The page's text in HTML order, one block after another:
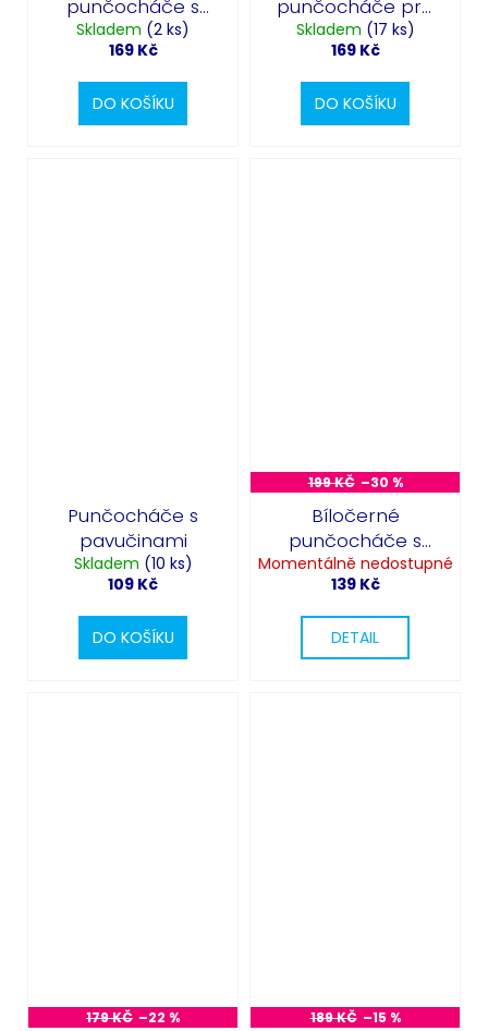
punčocháče s
pavouky
Skladem (2 ks)
169 Kč
DO KOŠÍKU
punčocháče pro
plnoštíhlé
Skladem (17 ks)
169 Kč
DO KOŠÍKU
Punčocháče s
pavučinami
Skladem (10 ks)
109 Kč
DO KOŠÍKU
199 KČ –30 %
Bíločerné
punčocháče s
pruhy
Momentálně nedostupné
139 Kč
DETAIL
179 KČ –22 % 189 KČ –15 %